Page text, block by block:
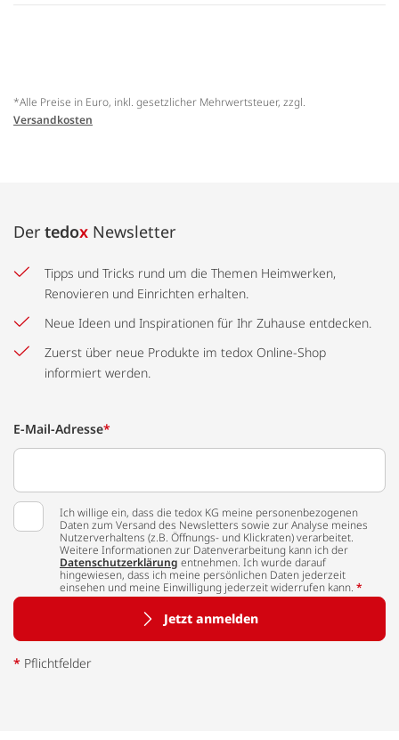
*Alle Preise in Euro, inkl. gesetzlicher Mehrwertsteuer, zzgl.
Versandkosten
Der tedox Newsletter
Tipps und Tricks rund um die Themen Heimwerken,
Renovieren und Einrichten erhalten.
Neue Ideen und Inspirationen für Ihr Zuhause entdecken.
Zuerst über neue Produkte im tedox Online-Shop
informiert werden.
E-Mail-Adresse*
Ich willige ein, dass die tedox KG meine personenbezogenen
Daten zum Versand des Newsletters sowie zur Analyse meines
Nutzerverhaltens (z.B. Öffnungs- und Klickraten) verarbeitet.
Weitere Informationen zur Datenverarbeitung kann ich der
Datenschutzerklärung entnehmen. Ich wurde darauf
hingewiesen, dass ich meine persönlichen Daten jederzeit
einsehen und meine Einwilligung jederzeit widerrufen kann. *
Jetzt anmelden
* Pflichtfelder